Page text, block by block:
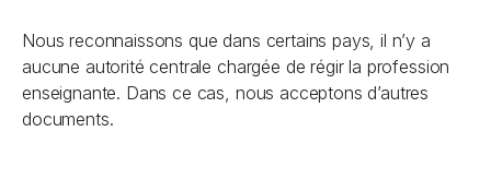
Nous reconnaissons que dans certains pays, il n’y a
aucune autorité centrale chargée de régir la profession
enseignante. Dans ce cas, nous acceptons d’autres
documents.